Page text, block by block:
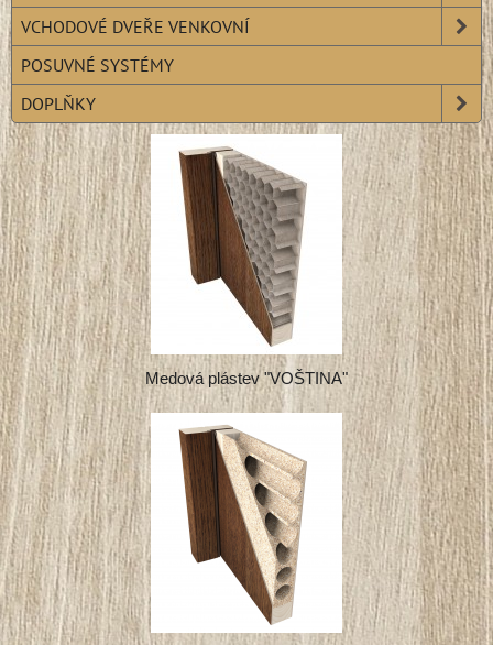
VCHODOVÉ DVEŘE VENKOVNÍ
POSUVNÉ SYSTÉMY
DOPLŇKY
Medová plástev "VOŠTINA"